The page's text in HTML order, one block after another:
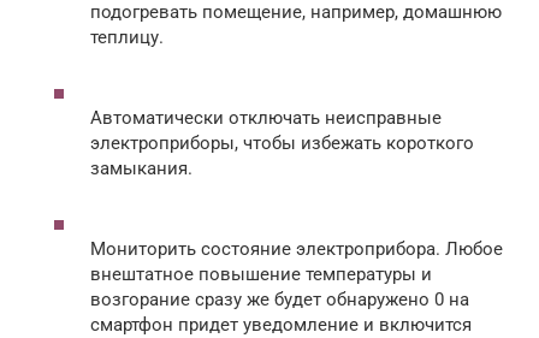
подогревать помещение, например, домашнюю
теплицу.
Автоматически отключать неисправные
электроприборы, чтобы избежать короткого
замыкания.
Мониторить состояние электроприбора. Любое
внештатное повышение температуры и
возгорание сразу же будет обнаружено 0 на
смартфон придет уведомление и включится